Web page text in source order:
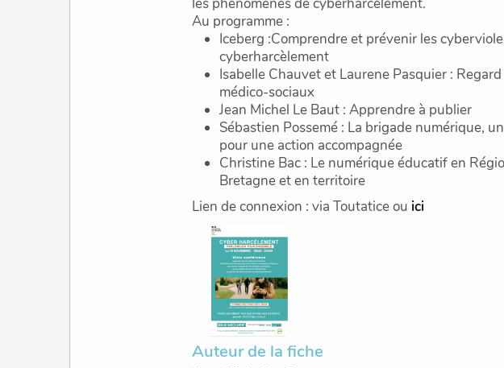
Au programme :
Iceberg :Comprendre et prévenir les
cyberharcèlement
Isabelle Chauvet et Laurene Pasquier :
médico-sociaux
Jean Michel Le Baut : Apprendre à publier
Sébastien Possemé : La brigade numérique,
pour une action accompagnée
Christine Bac : Le numérique éducatif en
Bretagne et en territoire
Lien de connexion : via Toutatice ou ici
Auteur de la fiche